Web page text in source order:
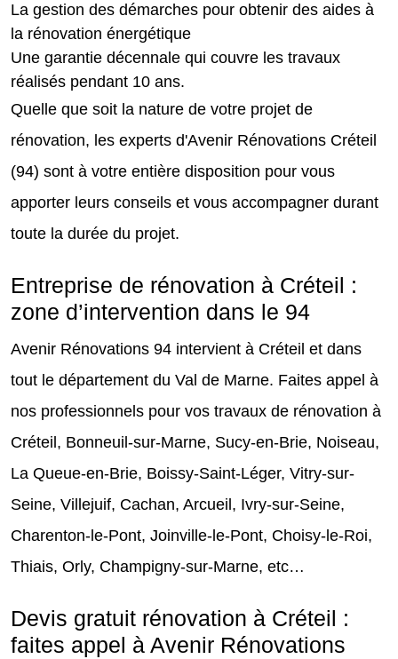
La gestion des démarches pour obtenir des aides à
la rénovation énergétique
Une garantie décennale qui couvre les travaux
réalisés pendant 10 ans.
Quelle que soit la nature de votre projet de
rénovation, les experts d'Avenir Rénovations Créteil
(94) sont à votre entière disposition pour vous
apporter leurs conseils et vous accompagner durant
toute la durée du projet.
Entreprise de rénovation à Créteil :
zone d’intervention dans le 94
Avenir Rénovations 94 intervient à Créteil et dans
tout le département du Val de Marne. Faites appel à
nos professionnels pour vos travaux de rénovation à
Créteil, Bonneuil-sur-Marne, Sucy-en-Brie, Noiseau,
La Queue-en-Brie, Boissy-Saint-Léger, Vitry-sur-
Seine, Villejuif, Cachan, Arcueil, Ivry-sur-Seine,
Charenton-le-Pont, Joinville-le-Pont, Choisy-le-Roi,
Thiais, Orly, Champigny-sur-Marne, etc…
Devis gratuit rénovation à Créteil :
faites appel à Avenir Rénovations